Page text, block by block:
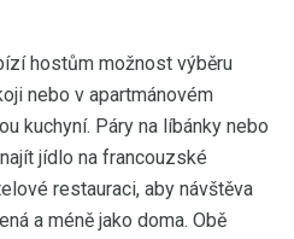
hostům možnost výběru
nebo v apartmánovém
kuchyní. Páry na líbánky nebo
jídlo na francouzské
restauraci, aby návštěva
a méně jako doma. Obě